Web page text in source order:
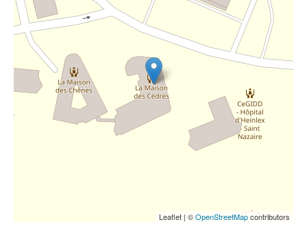
Leaflet | ©OpenStreetMapcontributors